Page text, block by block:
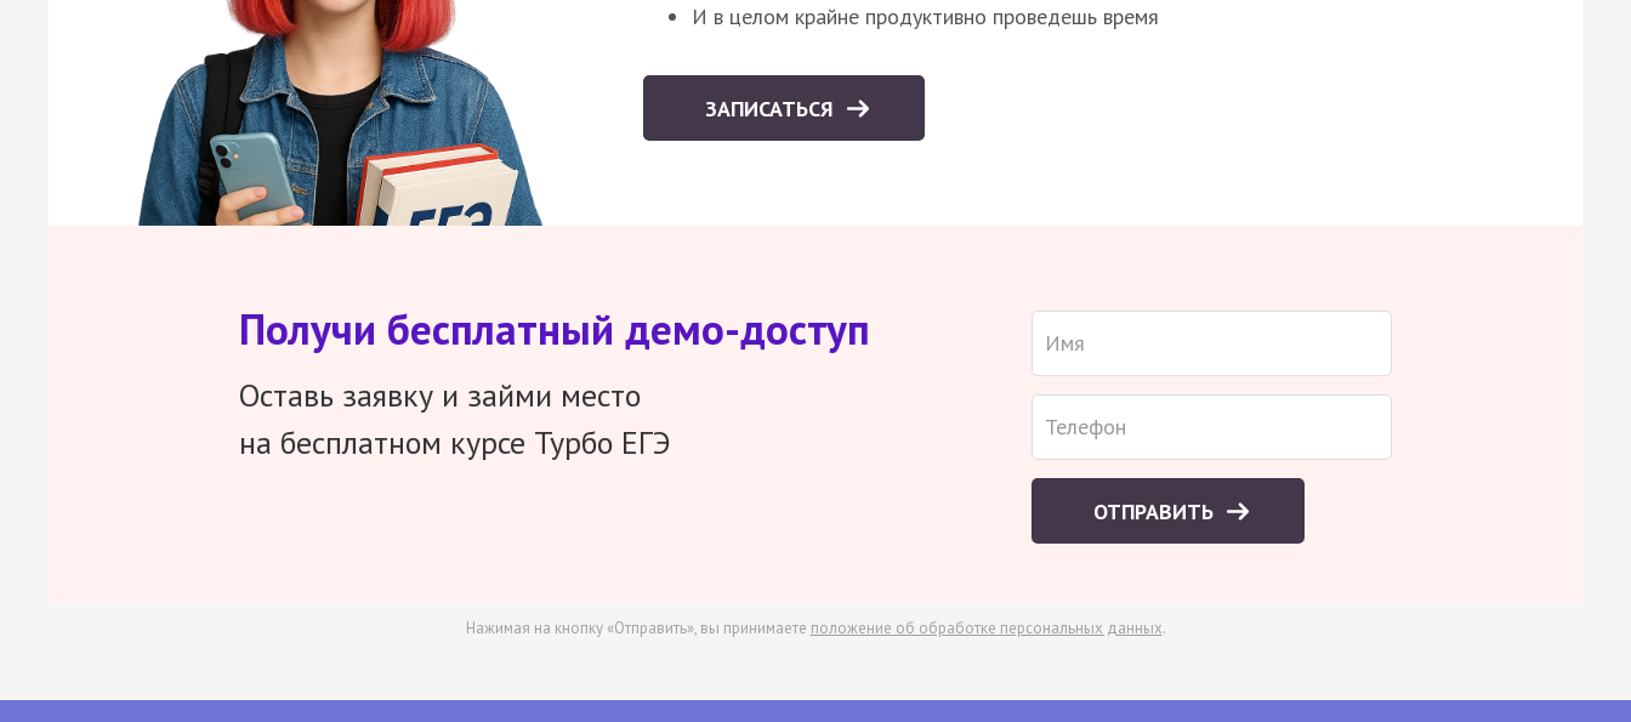
И в целом крайне продуктивно проведешь время
ЗАПИСАТЬСЯ
Получи бесплатный демо-доступ
Оставь заявку и займи место
на бесплатном курсе Турбо ЕГЭ
ОТПРАВИТЬ
Нажимая на кнопку «Отправить», вы принимаете положение об обработке персональных данных.